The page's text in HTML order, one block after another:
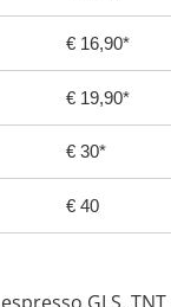
€ 16,90*
€ 19,90*
€ 30*
€ 40